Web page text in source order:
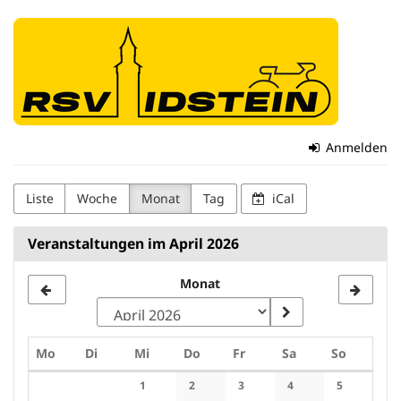
Zum
Radsportverein
Idstein
1979
V.
Anmelden
Liste Woche Monat Tag iCal
Veranstaltungen im April 2026
Monat
Mo Montag
DiDienstag
MiMittwoch
Do Donnerstag
FrFreitagSaSamstag
So
1 2 3 4 5